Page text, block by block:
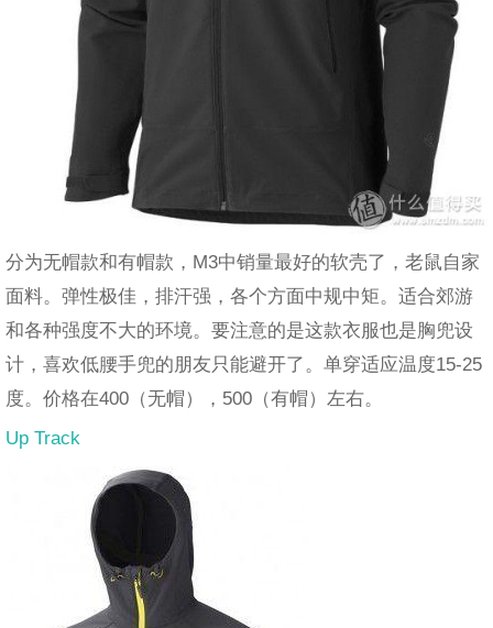
分为无帽款和有帽款，M3中销量最好的软壳了，老鼠自家
面料。弹性极佳，排汗强，各个方面中规中矩。适合郊游
和各种强度不大的环境。要注意的是这款衣服也是胸兜设
计，喜欢低腰手兜的朋友只能避开了。单穿适应温度15-25
度。价格在400（无帽），500（有帽）左右。
Up Track